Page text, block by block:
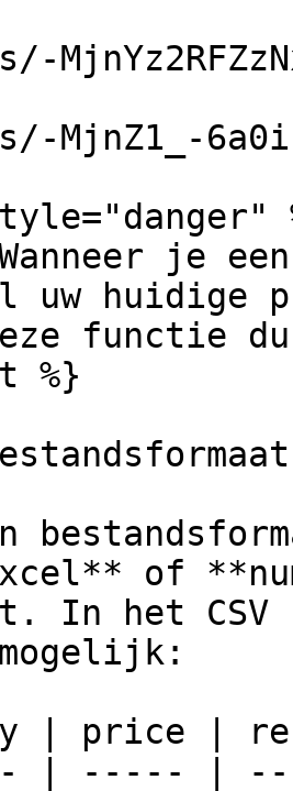
je
huidige
functie
%}
of
In het
mogelijk:
| price |
| ----- |